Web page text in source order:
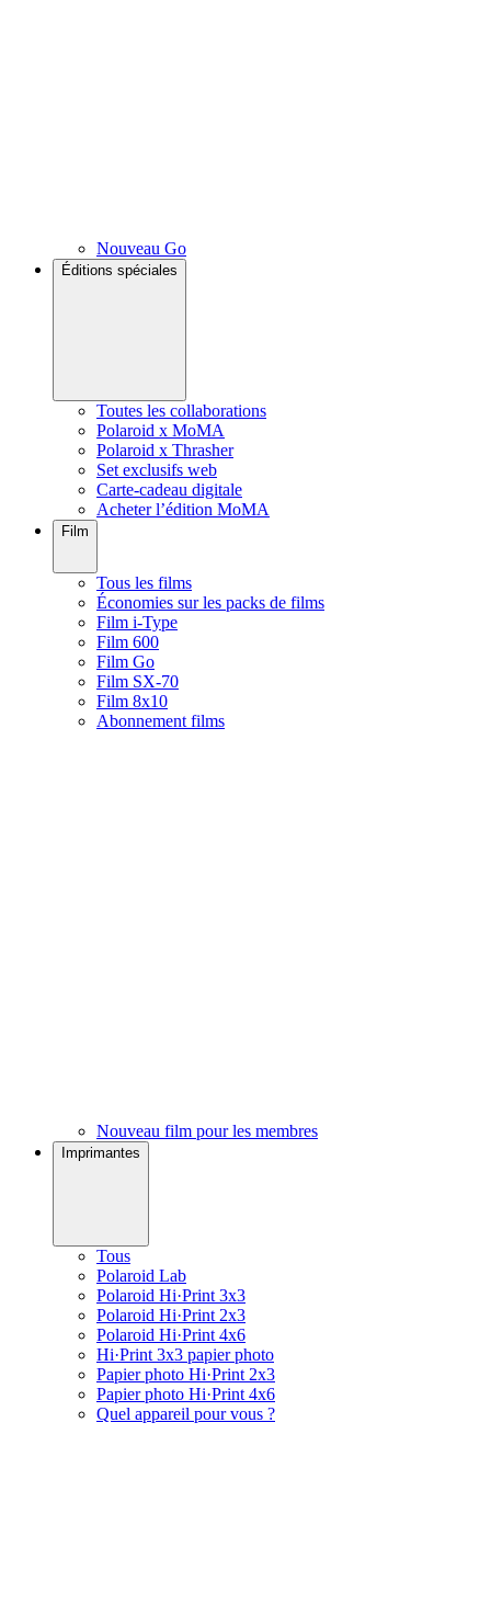
Nouveau Go
Éditions spéciales
Toutes les collaborations
Polaroid x MoMA
Polaroid x Thrasher
Set exclusifs web
Carte-cadeau digitale
Acheter l’édition MoMA
Film
Tous les films
Économies sur les packs de films
Film i-Type
Film 600
Film Go
Film SX-70
Film 8x10
Abonnement films
Nouveau film pour les membres
Imprimantes
Tous
Polaroid Lab
Polaroid Hi·Print 3x3
Polaroid Hi·Print 2x3
Polaroid Hi·Print 4x6
Hi·Print 3x3 papier photo
Papier photo Hi·Print 2x3
Papier photo Hi·Print 4x6
Quel appareil pour vous ?